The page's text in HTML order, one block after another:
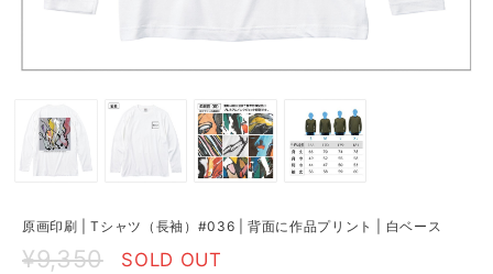
原画印刷 | Tシャツ（長袖）#036 | 背面に作品プリント | 白ベース
¥9,350 SOLD OUT